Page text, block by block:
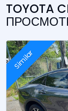
TOYOTA
Similar